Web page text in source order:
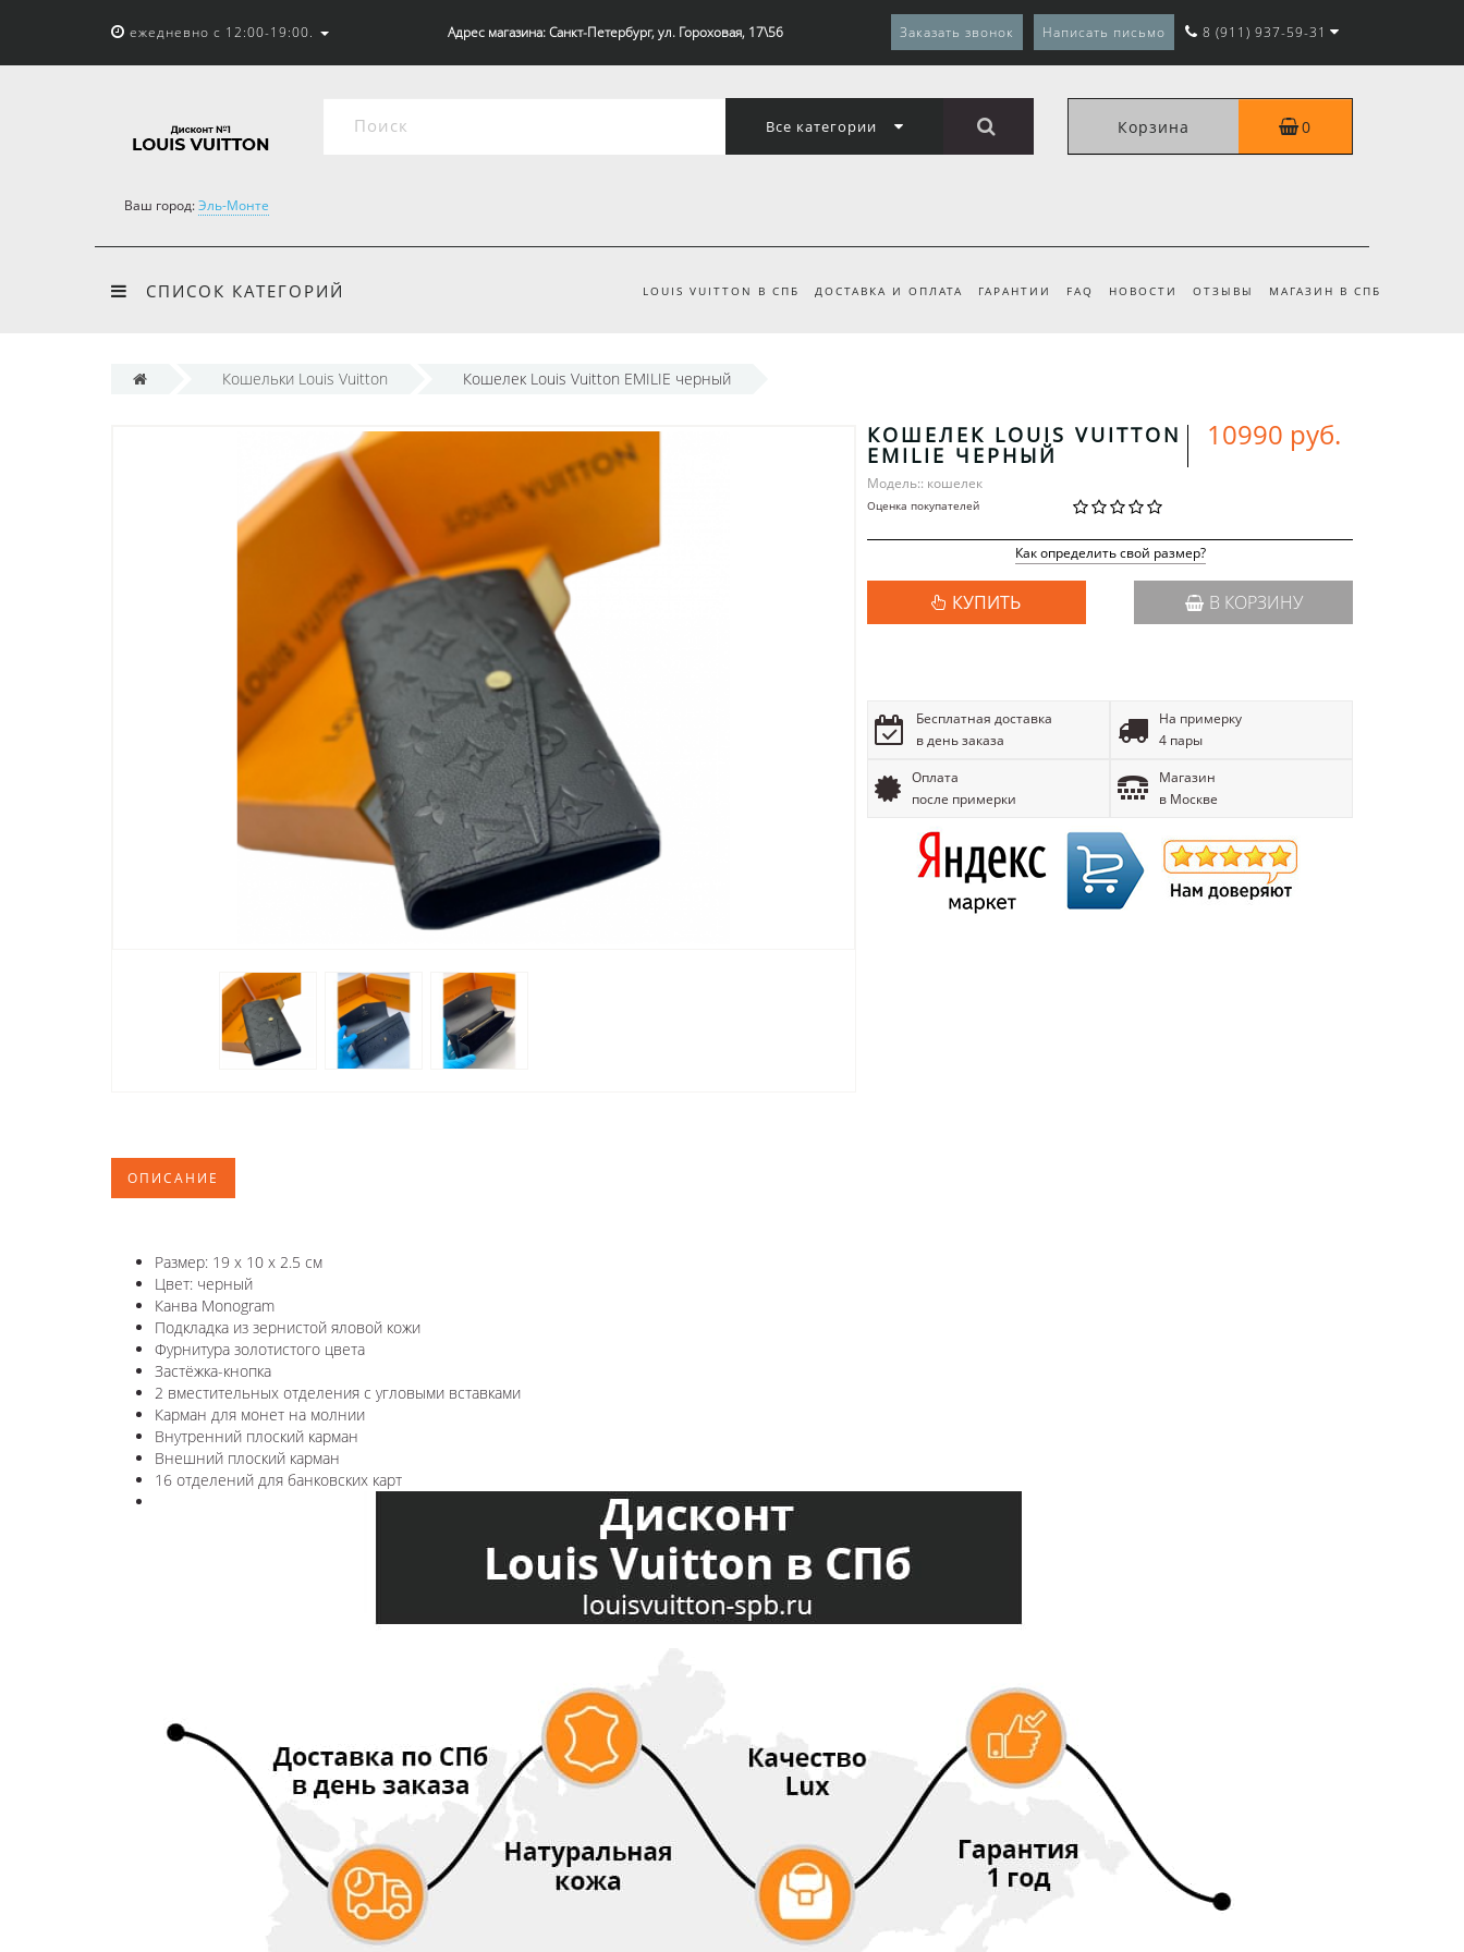
ежедневно с 12:00-19:00. Адрес магазина: Санкт-Петербург, ул. Гороховая, 17\56 Заказать звонок Написать письмо 8 (911) 937-59-31
Все категории Корзина 0
Ваш город:Эль-Монте
СПИСОК КАТЕГОРИЙ LOUIS VUITTON В СПБ ДОСТАВКА И ОПЛАТА ГАРАНТИИ FAQ НОВОСТИ ОТЗЫВЫ МАГАЗИН В СПБ
Кошельки Louis Vuitton Кошелек Louis Vuitton EMILIE черный
КОШЕЛЕК LOUIS VUITTON
EMILIE ЧЕРНЫЙ
Модель:: кошелек
Оценка покупателей
10990 руб.
Как определить свой размер?
КУПИТЬ В КОРЗИНУ
Бесплатная доставка
в день заказа
На примерку
4 пары
Оплата
после примерки
Магазин
в Москве
ОПИСАНИЕ
Размер: 19 x 10 x 2.5 см
Цвет: черный
Канва Monogram
Подкладка из зернистой яловой кожи
Фурнитура золотистого цвета
Застёжка-кнопка
2 вместительных отделения с угловыми вставками
Карман для монет на молнии
Внутренний плоский карман
Внешний плоский карман
16 отделений для банковских карт